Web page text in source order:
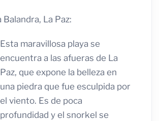
Balandra, La Paz:
Esta maravillosa playa se
encuentra a las afueras de La
Paz, que expone la belleza en
una piedra que fue esculpida por
el viento. Es de poca
profundidad y el snorkel se